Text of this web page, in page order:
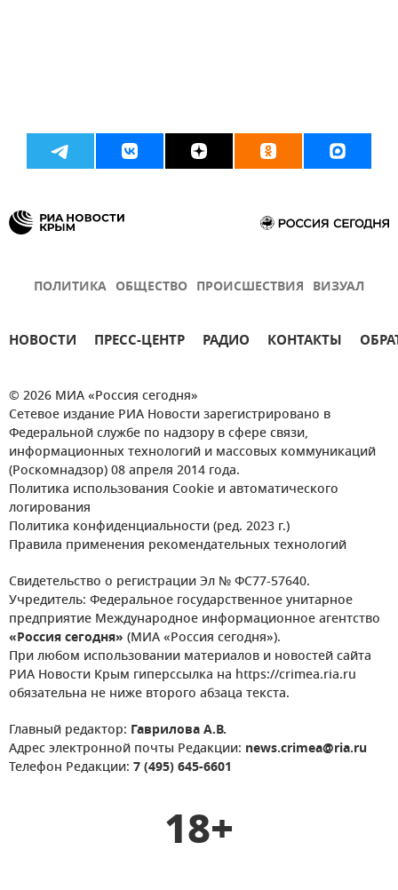
ПОЛИТИКА ОБЩЕСТВО ПРОИСШЕСТВИЯ ВИЗУАЛ
НОВОСТИ ПРЕСС-ЦЕНТР РАДИО КОНТАКТЫ
© 2026 МИА «Россия сегодня»
Сетевое издание РИА Новости зарегистрировано в
Федеральной службе по надзору в сфере связи,
информационных технологий и массовых коммуникаций
(Роскомнадзор) 08 апреля 2014 года.
Политика использования Cookie и автоматического
логирования
Политика конфиденциальности (ред. 2023 г.)
Правила применения рекомендательных технологий
Свидетельство о регистрации Эл № ФС77-57640.
Учредитель: Федеральное государственное унитарное
предприятие Международное информационное агентство
«Россия сегодня» (МИА «Россия сегодня»).
При любом использовании материалов и новостей сайта
РИА Новости Крым гиперссылка на https://crimea.ria.ru
обязательна не ниже второго абзаца текста.
Главный редактор: Гаврилова А.В.
Адрес электронной почты Редакции: news.crimea@ria.ru
Телефон Редакции: 7 (495) 645-6601
18+